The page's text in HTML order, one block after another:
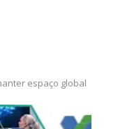
espaço global